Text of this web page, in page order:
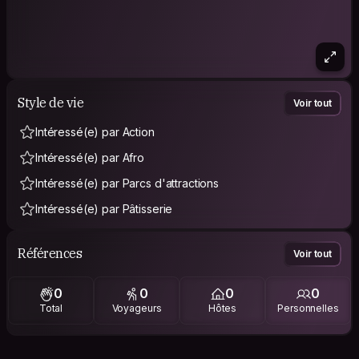
Style de vie Voir tout
Intéressé(e) par Action
Intéressé(e) par Afro
Intéressé(e) par Parcs d'attractions
Intéressé(e) par Pâtisserie
Références Voir tout
0
Total
0
Voyageurs
0
Hôtes
0
Personnelles